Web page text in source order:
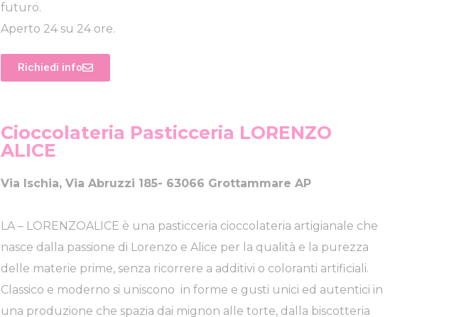
futuro.
Aperto 24 su 24 ore.
Richiedi info
Cioccolateria Pasticceria LORENZO
ALICE
Via Ischia, Via Abruzzi 185- 63066 Grottammare AP
LA – LORENZOALICE è una pasticceria cioccolateria artigianale che
nasce dalla passione di Lorenzo e Alice per la qualità e la purezza
delle materie prime, senza ricorrere a additivi o coloranti artificiali.
Classico e moderno si uniscono in forme e gusti unici ed autentici in
una produzione che spazia dai mignon alle torte, dalla biscotteria